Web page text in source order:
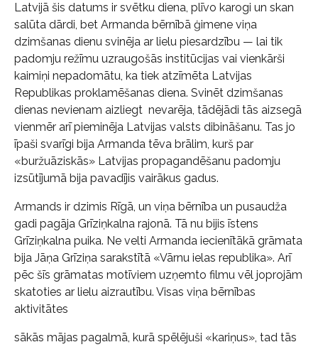
Latvijā šis datums ir svētku diena, plīvo karogi un skan
salūta dārdi, bet Armanda bērnībā ģimene viņa
dzimšanas dienu svinēja ar lielu piesardzību — lai tik
padomju režīmu uzraugošās institūcijas vai vienkārši
kaimiņi nepadomātu, ka tiek atzīmēta Latvijas
Republikas proklamēšanas diena. Svinēt dzimšanas
dienas nevienam aizliegt nevarēja, tādējādi tās aizsegā
vienmēr arī pieminēja Latvijas valsts dibināšanu. Tas jo
īpaši svarīgi bija Armanda tēva brālim, kurš par
«buržuāziskās» Latvijas propagandēšanu padomju
izsūtījumā bija pavadījis vairākus gadus.
Armands ir dzimis Rīgā, un viņa bērnība un pusaudža
gadi pagāja Grīziņkalna rajonā. Tā nu bijis īstens
Grīziņkalna puika. Ne velti Armanda iecienītākā grāmata
bija Jāņa Grīziņa sarakstītā «Vārnu ielas republika». Arī
pēc šīs grāmatas motīviem uzņemto filmu vēl joprojām
skatoties ar lielu aizrautību. Visas viņa bērnības
aktivitātes
sākās mājas pagalmā, kurā spēlējuši «kariņus», tad tās